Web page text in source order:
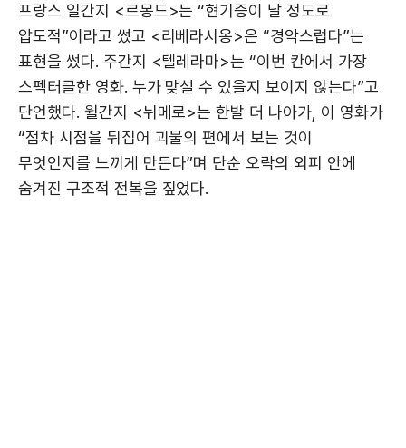
프랑스 일간지 <르몽드>는 “현기증이 날 정도로
압도적”이라고 썼고 <리베라시옹>은 “경악스럽다”는
표현을 썼다. 주간지 <텔레라마>는 “이번 칸에서 가장
스펙터클한 영화. 누가 맞설 수 있을지 보이지 않는다”고
단언했다. 월간지 <뉘메로>는 한발 더 나아가, 이 영화가
“점차 시점을 뒤집어 괴물의 편에서 보는 것이
무엇인지를 느끼게 만든다”며 단순 오락의 외피 안에
숨겨진 구조적 전복을 짚었다.